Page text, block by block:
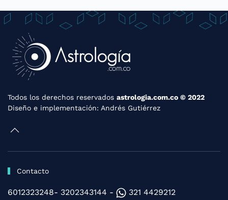
Todos los derechos reservados astrologia.com.co © 2022
Diseño e implementación: Andrés Gutiérrez
Contacto
6012323248- 3202343144 - 321 4429212